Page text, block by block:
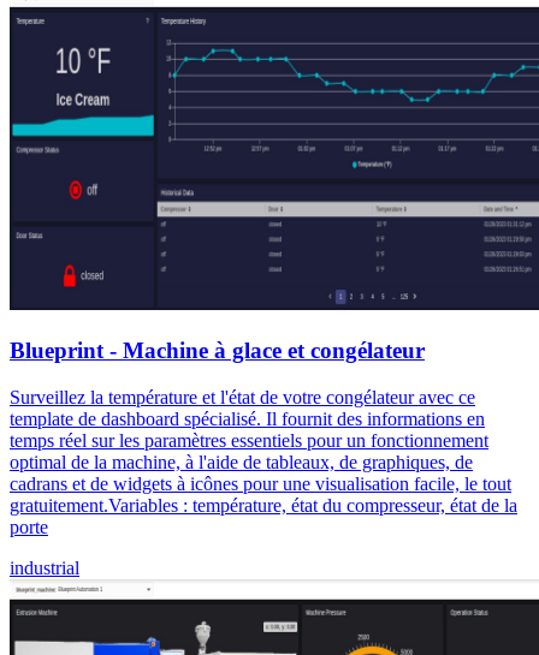
Blueprint - Machine à glace et congélateur
Surveillez la température et l'état de votre congélateur avec ce
template de dashboard spécialisé. Il fournit des informations en
temps réel sur les paramètres essentiels pour un fonctionnement
optimal de la machine, à l'aide de tableaux, de graphiques, de
cadrans et de widgets à icônes pour une visualisation facile, le tout
gratuitement.Variables : température, état du compresseur, état de la
porte
industrial